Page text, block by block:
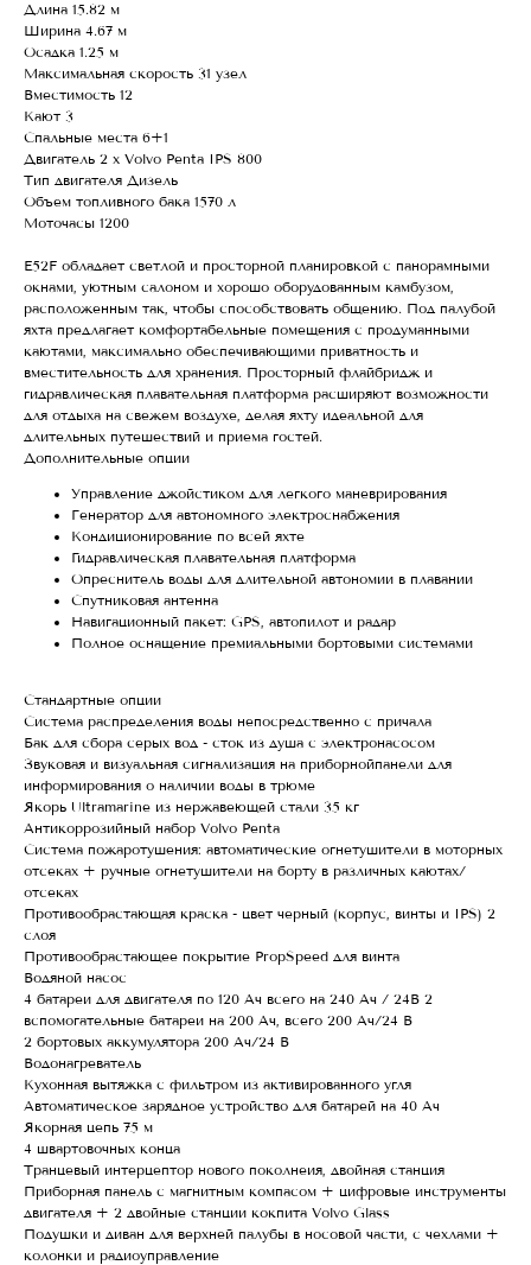
Длина 15.82 м
Ширина 4.67 м
Осадка 1.25 м
Максимальная скорость 31 узел
Вместимость 12
Кают 3
Спальные места 6+1
Двигатель 2 x Volvo Penta IPS 800
Тип двигателя Дизель
Объем топливного бака 1570 л
Моточасы 1200
E52F обладает светлой и просторной планировкой с панорамными
окнами, уютным салоном и хорошо оборудованным камбузом,
расположенным так, чтобы способствовать общению. Под палубой
яхта предлагает комфортабельные помещения с продуманными
каютами, максимально обеспечивающими приватность и
вместительность для хранения. Просторный флайбридж и
гидравлическая плавательная платформа расширяют возможности
для отдыха на свежем воздухе, делая яхту идеальной для
длительных путешествий и приема гостей.
Дополнительные опции
Управление джойстиком для легкого маневрирования
Генератор для автономного электроснабжения
Кондиционирование по всей яхте
Гидравлическая плавательная платформа
Опреснитель воды для длительной автономии в плавании
Спутниковая антенна
Навигационный пакет: GPS, автопилот и радар
Полное оснащение премиальными бортовыми системами
Стандартные опции
Система распределения воды непосредственно с причала
Бак для сбора серых вод - сток из душа с электронасосом
Звуковая и визуальная сигнализация на приборнойпанели для
информирования о наличии воды в трюме
Якорь Ultramarine из нержавеющей стали 35 кг
Антикоррозийный набор Volvo Penta
Система пожаротушения: автоматические огнетушители в моторных
отсеках + ручные огнетушители на борту в различных каютах/
отсеках
Противообрастающая краска - цвет черный (корпус, винты и IPS) 2
слоя
Противообрастающее покрытие PropSpeed для винта
Водяной насос
4 батареи для двигателя по 120 Ач всего на 240 Ач / 24В 2
вспомогательные батареи на 200 Ач, всего 200 Ач/24 В
2 бортовых аккумулятора 200 Ач/24 В
Водонагреватель
Кухонная вытяжка с фильтром из активированного угля
Автоматическое зарядное устройство для батарей на 40 Ач
Якорная цепь 75 м
4 швартовочных конца
Транцевый интерцептор нового поколнеия, двойная станция
Приборная панель с магнитным компасом + цифровые инструменты
двигателя + 2 двойные станции кокпита Volvo Glass
Подушки и диван для верхней палубы в носовой части, с чехлами +
колонки и радиоуправление